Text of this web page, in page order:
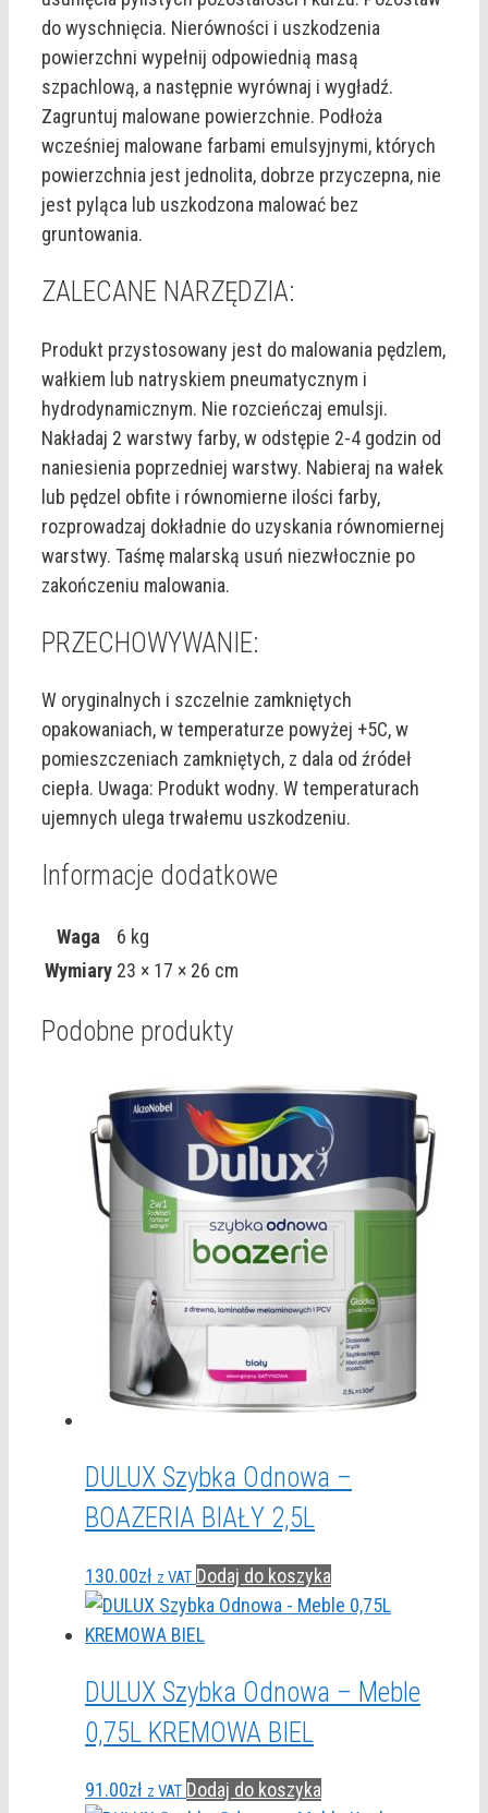
do wyschnięcia. Nierówności i uszkodzenia
powierzchni wypełnij odpowiednią masą
szpachlową, a następnie wyrównaj i wygładź.
Zagruntuj malowane powierzchnie. Podłoża
wcześniej malowane farbami emulsyjnymi, których
powierzchnia jest jednolita, dobrze przyczepna, nie
jest pyląca lub uszkodzona malować bez
gruntowania.
ZALECANE NARZĘDZIA:
Produkt przystosowany jest do malowania pędzlem,
wałkiem lub natryskiem pneumatycznym i
hydrodynamicznym. Nie rozcieńczaj emulsji.
Nakładaj 2 warstwy farby, w odstępie 2-4 godzin od
naniesienia poprzedniej warstwy. Nabieraj na wałek
lub pędzel obfite i równomierne ilości farby,
rozprowadzaj dokładnie do uzyskania równomiernej
warstwy. Taśmę malarską usuń niezwłocznie po
zakończeniu malowania.
PRZECHOWYWANIE:
W oryginalnych i szczelnie zamkniętych
opakowaniach, w temperaturze powyżej +5C, w
pomieszczeniach zamkniętych, z dala od źródeł
ciepła. Uwaga: Produkt wodny. W temperaturach
ujemnych ulega trwałemu uszkodzeniu.
Informacje dodatkowe
Waga
6 kg
Wymiary 23 × 17 × 26 cm
Podobne produkty
DULUX Szybka Odnowa –
BOAZERIA BIAŁY 2,5L
130.00zł z VAT Dodaj do koszyka
DULUX Szybka Odnowa – Meble
0,75L KREMOWA BIEL
91.00zł z VAT Dodaj do koszyka